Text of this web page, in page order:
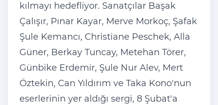
kılmayı hedefliyor. Sanatçılar Başak
Çal ışır, Pınar Kayar, Merve Morkoç, Şafak
Şule Kemancı, Christiane Peschek, Alla
Güner, Berkay Tuncay, Metehan Törer,
Günbike Erdemir, Şule Nur Alev, Mert
Öztekin, Can Yıldırım ve Taka Kono'nun
eserlerinin yer aldığı sergi, 8 Şubat'a